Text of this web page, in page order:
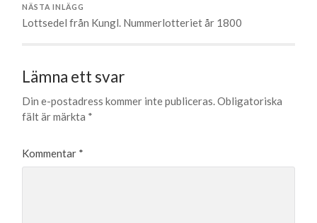
NÄSTA INLÄGG
Lottsedel från Kungl. Nummerlotteriet år 1800
Lämna ett svar
Din e-postadress kommer inte publiceras.Obligatoriska
fält är märkta *
Kommentar *